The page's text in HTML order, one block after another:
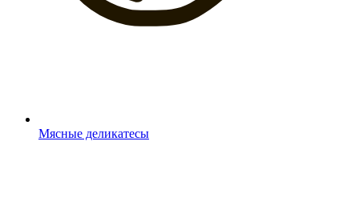
Мясные деликатесы